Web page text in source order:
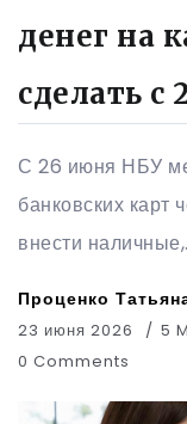
денег на
сделать с
С 26 июня НБУ
банковских карт
внести
Проценко
23 июня 2026 5
0 Comments